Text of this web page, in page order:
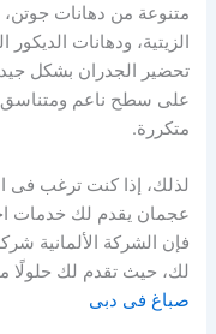
متنوعة من دهانات جوتن،
الزيتية، ودهانات
تحضير الجدران بشكل
على سطح ناعم ومتناسق
متكررة.
لذلك، إذا كنت ترغب
عجمان يقدم لك خدمات
فإن الشركة الألمانية
لك، حيث تقدم لك حلولًا
صباغ فى دبى